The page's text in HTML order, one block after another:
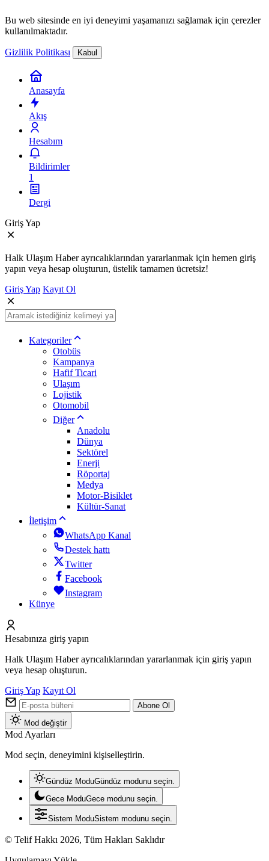
Bu web sitesinde en iyi deneyimi yaşamanızı sağlamak için çerezler
kullanılmaktadır.
Gizlilik Politikası Kabul
Anasayfa
Akış
Hesabım
Bildirimler
1
Dergi
Giriş Yap
Halk Ulaşım Haber ayrıcalıklarından yararlanmak için hemen giriş
yapın veya hesap oluşturun, üstelik tamamen ücretsiz!
Giriş Yap Kayıt Ol
Kategoriler
Otobüs
Kampanya
Hafif Ticari
Ulaşım
Lojistik
Otomobil
Diğer
Anadolu
Dünya
Sektörel
Enerji
Röportaj
Medya
Motor-Bisiklet
Kültür-Sanat
İletişim
WhatsApp Kanal
Destek hattı
Twitter
Facebook
Instagram
Künye
Hesabınıza giriş yapın
Halk Ulaşım Haber ayrıcalıklarından yararlanmak için giriş yapın
veya hesap oluşturun.
Giriş Yap Kayıt Ol
Abone Ol
Mod değiştir
Mod Ayarları
Mod seçin, deneyimini kişiselleştirin.
Gündüz ModuGündüz modunu seçin.
Gece ModuGece modunu seçin.
Sistem ModuSistem modunu seçin.
© Telif Hakkı 2026, Tüm Hakları Saklıdır